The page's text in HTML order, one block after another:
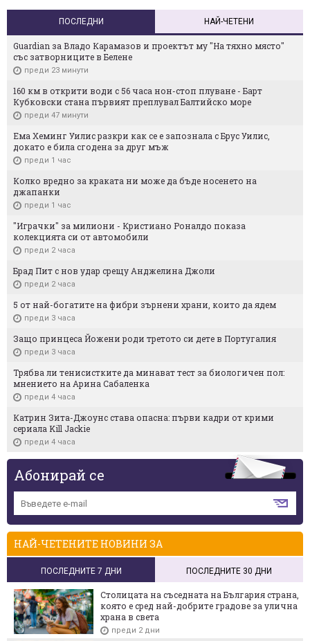
ПОСЛЕДНИ НАЙ-ЧЕТЕНИ
Guardian за Владо Карамазов и проектът му "На тяхно място"
със затворниците в Белене
преди 23 минути
160 км в открити води с 56 часа нон-стоп плуване - Барт
Кубковски стана първият преплувал Балтийско море
преди 47 минути
Ема Хеминг Уилис разкри как се е запознала с Брус Уилис,
докато е била сгодена за друг мъж
преди 1 час
Колко вредно за краката ни може да бъде носенето на
джапанки
преди 1 час
"Играчки" за милиони - Кристиaно Роналдо показа
колекцията си от автомобили
преди 2 часа
Брад Пит с нов удар срещу Анджелина Джоли
преди 2 часа
5 от най-богатите на фибри зърнени храни, които да ядем
преди 3 часа
Защо принцеса Йожени роди третото си дете в Португалия
преди 3 часа
Трябва ли тенисистките да минават тест за биологичен пол:
мнението на Арина Сабаленка
преди 4 часа
Катрин Зита-Джоунс става опасна: първи кадри от крими
сериала Kill Jackie
преди 4 часа
Абонирай се
НАЙ-ЧЕТЕНИТЕ НОВИНИ ЗА
ПОСЛЕДНИТЕ 7 ДНИ ПОСЛЕДНИТЕ 30 ДНИ
Столицата на съседната на България страна,
която е сред най-добрите градове за улична
храна в света
преди 2 дни